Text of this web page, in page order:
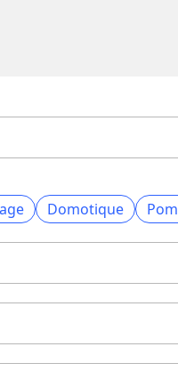
Domotique